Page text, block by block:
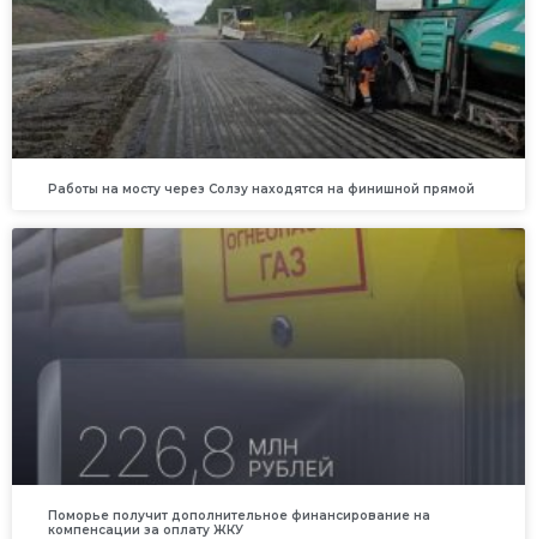
Работы на мосту через Солзу находятся на финишной прямой
Поморье получит дополнительное финансирование на
компенсации за оплату ЖКУ